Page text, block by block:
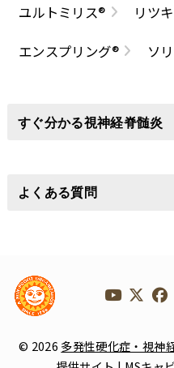
ユルトミリス®
リツ
エンスプリング®
ソ
すぐ分かる視神経脊髄炎
よくある質問
© 2026 多発性硬化症・視神